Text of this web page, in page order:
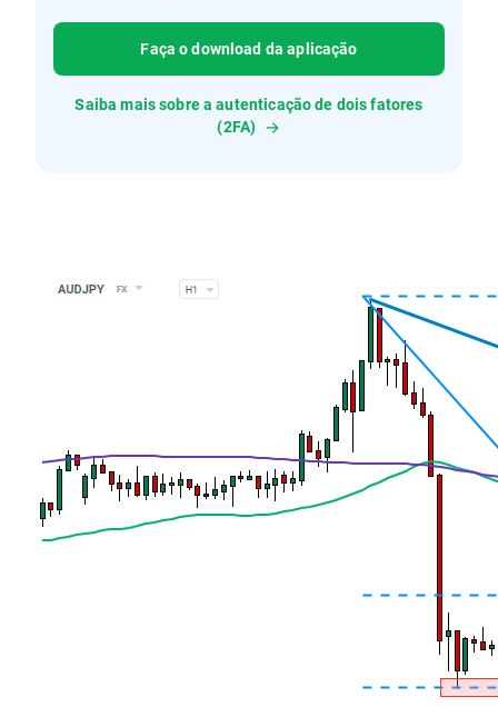
Faça o download da aplicação
Saiba mais sobre a autenticação de dois fatores
(2FA)